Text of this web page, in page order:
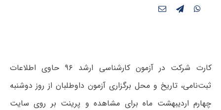
کارت شرکت در آزمون کارشناسی ارشد ۹۶ حاوی اطلاعات
ثبت‌نامی، تاریخ و محل برگزاری آزمون داوطلبان از روز دوشنبه
چهارم اردیبهشت ماه برای مشاهده و پرینت بر روی سایت